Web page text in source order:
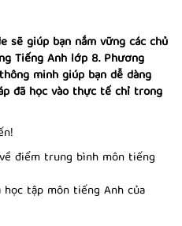
MEANING
USES
APPOSITION
sẽ giúp bạn nắm vững các chủ
Tiếng Anh lớp 8. Phương
minh giúp bạn dễ dàng
đã học vào thực tế chỉ trong
điểm trung bình môn tiếng
học tập môn tiếng Anh của